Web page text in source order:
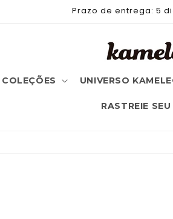
Prazo de entrega: 5
COLEÇÕES UNIVERSO
RASTREIE